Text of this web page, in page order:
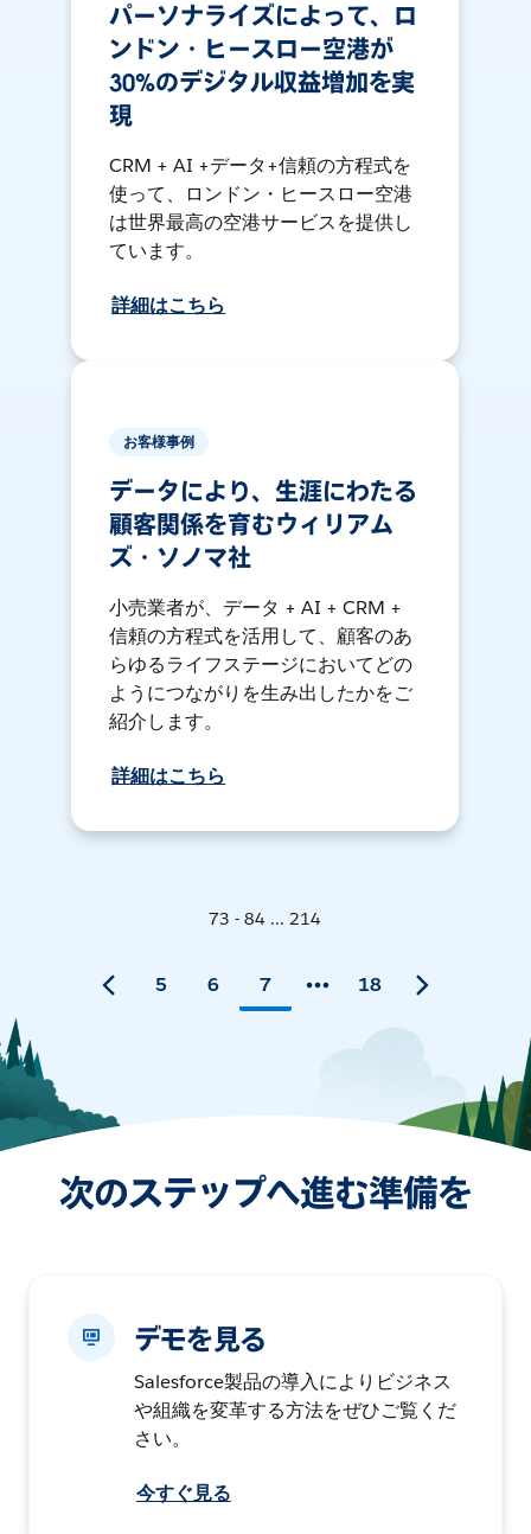
パーソナライズによって、ロ
ンドン・ヒースロー空港が
30%のデジタル収益増加を実
現
CRM + AI +データ+信頼の方程式を
使って、ロンドン・ヒースロー空港
は世界最高の空港サービスを提供し
ています。
詳細はこちら
お客様事例
データにより、生涯にわたる
顧客関係を育むウィリアム
ズ・ソノマ社
小売業者が、データ + AI + CRM +
信頼の方程式を活用して、顧客のあ
らゆるライフステージにおいてどの
ようにつながりを生み出したかをご
紹介します。
詳細はこちら
73 - 84 ... 214
5 6 7 18
次のステップへ進む準備を
デモを見る
Salesforce製品の導入によりビジネス
や組織を変革する方法をぜひご覧くだ
さい。
今すぐ見る